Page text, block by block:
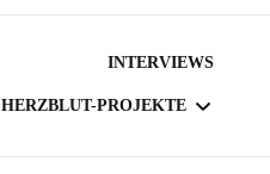
INTERVIEWS
HERZBLUT-PROJEKTE